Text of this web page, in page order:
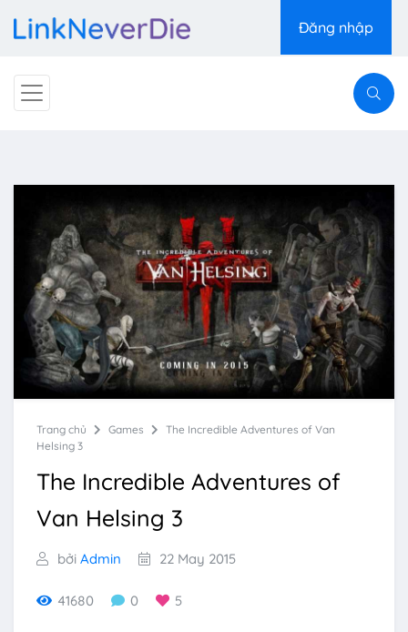
Đăng nhập
Trang chủ Games
The Incredible Adventures of Van
Helsing 3
The Incredible Adventures of
Van Helsing 3
bởi Admin 22 May 2015
41680 0 5